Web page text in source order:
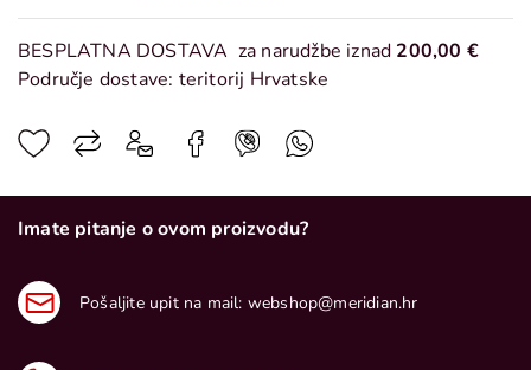
BESPLATNA DOSTAVA za narudžbe iznad 200,00 €
Područje dostave: teritorij Hrvatske
Imate pitanje o ovom proizvodu?
Pošaljite upit na mail: webshop@meridian.hr